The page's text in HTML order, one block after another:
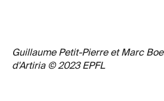
Guillaume Petit-Pierre et Marc
d'Artiria © 2023 EPFL